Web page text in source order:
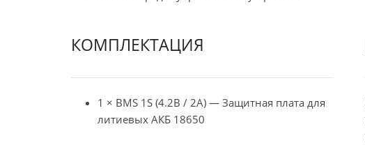
КОМПЛЕКТАЦИЯ
1 × BMS 1S (4.2В / 2А) — Защитная плата для
литиевых АКБ 18650